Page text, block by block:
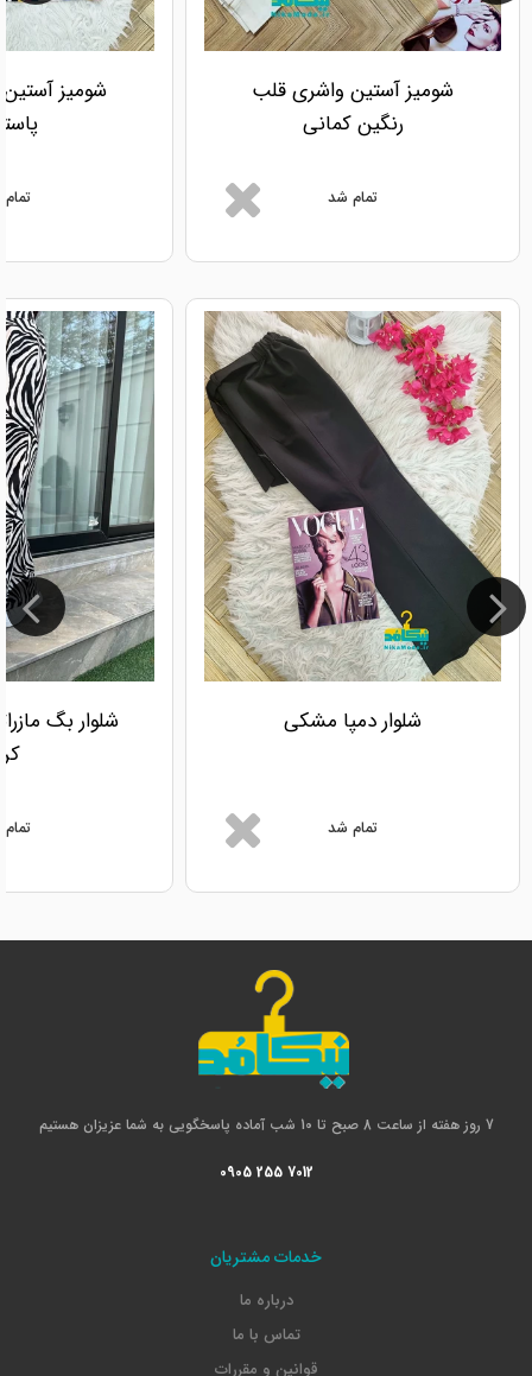
شومیز آستین واشری قلب
رنگین کمانی
تمام شد
شومیز
شلوار دمپا مشکی
تمام شد
شلوار بگ
7 روز هفته از ساعت 8 صبح تا 10 شب آماده پاسخگویی به شما عزیزان هستیم
0905 255 7012
خدمات مشتریان
درباره ما
تماس با ما
قوانین و مقررات